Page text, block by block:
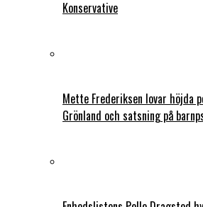
Konservative
Mette Frederiksen lovar höjda
Grönland och satsning på